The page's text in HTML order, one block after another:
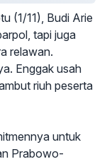
(1/11), Budi Arie
tapi juga
relawan.
Enggak usah
riuh peserta
untuk
Prabowo-